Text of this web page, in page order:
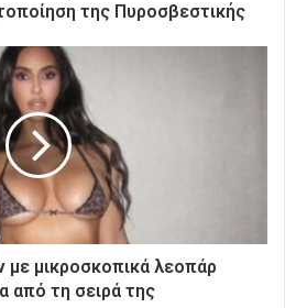
της Πυροσβεστικής
με μικροσκοπικά λεοπάρ
από τη σειρά της